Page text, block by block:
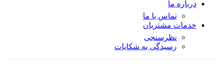
درباره ما
تماس با ما
خدمات مشتریان
نظرسنجی
رسیدگی به شکایات